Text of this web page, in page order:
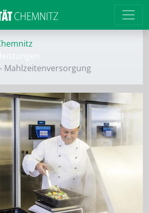
Mahlzeitenversorgung